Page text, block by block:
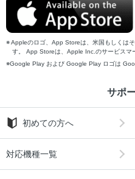
Appleのロゴ、App Storeは、米国もしくは
す。 App Storeは、Apple Inc.のサービスマ
Google Play および Google Play ロゴは
サポ
初めての方へ
対応機種一覧